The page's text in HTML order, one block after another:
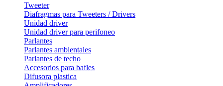
Tweeter
Diafragmas para Tweeters / Drivers
Unidad driver
Unidad driver para perifoneo
Parlantes
Parlantes ambientales
Parlantes de techo
Accesorios para bafles
Difusora plastica